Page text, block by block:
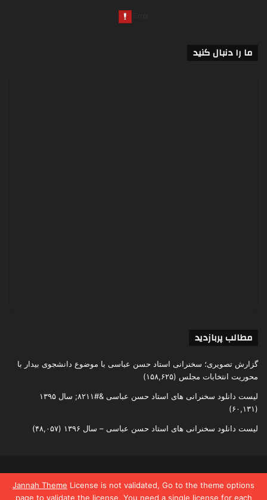
Jannah Theme License is not validated, Go to the theme options
page to validate the license, You need a single license for each
ما را دنبال کنید
مطالب پربازدید
گزارش تصویری؛ سخنرانی استاد حسن عباسی با موضوع دانشجوی بیدار با
محوریت انتخابات مجلس (۱۵۸,۶۲۵)
لیست دانلود سخنرانی های استاد حسن عباسی &#۸۲۱۱; سال ۱۳۹۵
(۶۰,۱۳۱)
لیست دانلود سخنرانی های استاد حسن عباسی – سال ۱۳۹۶ (۴۸,۰۵۷)